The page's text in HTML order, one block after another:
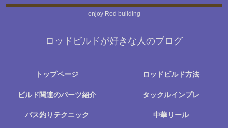
enjoy Rod building
ロッドビルドが好きな人のブログ
トップページ ロッドビルド方法
ビルド関連のパーツ紹介 タックルインプレ
バス釣りテクニック 中華リール